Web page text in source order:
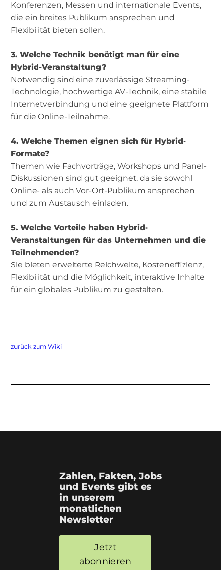
Konferenzen, Messen und internationale Events,
die ein breites Publikum ansprechen und
Flexibilität bieten sollen.
3. Welche Technik benötigt man für eine
Hybrid-Veranstaltung?
Notwendig sind eine zuverlässige Streaming-
Technologie, hochwertige AV-Technik, eine stabile
Internetverbindung und eine geeignete Plattform
für die Online-Teilnahme.
4. Welche Themen eignen sich für Hybrid-
Formate?
Themen wie Fachvorträge, Workshops und Panel-
Diskussionen sind gut geeignet, da sie sowohl
Online- als auch Vor-Ort-Publikum ansprechen
und zum Austausch einladen.
5. Welche Vorteile haben Hybrid-
Veranstaltungen für das Unternehmen und die
Teilnehmenden?
Sie bieten erweiterte Reichweite, Kosteneffizienz,
Flexibilität und die Möglichkeit, interaktive Inhalte
für ein globales Publikum zu gestalten.
zurück zum Wiki
Zahlen, Fakten, Jobs
und Events gibt es
in unserem
monatlichen
Newsletter
Jetzt
abonnieren